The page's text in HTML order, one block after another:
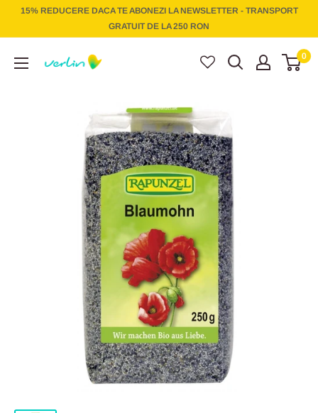
15% REDUCERE DACA TE ABONEZI LA NEWSLETTER - TRANSPORT
GRATUIT DE LA 250 RON
0